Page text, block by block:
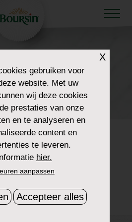
IN-GLAS
X
gebruiken voor
website. Met uw
wij deze cookies
prestaties van onze
en te analyseren en
content en
te leveren.
hier.
aanpassen
Accepteer alles